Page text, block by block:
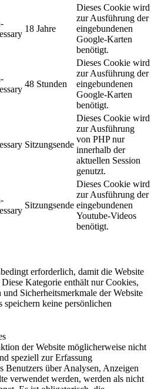
18 Jahre
Dieses Cookie wird
zur Ausführung der
eingebundenen
Google-Karten
benötigt.
48 Stunden
Dieses Cookie wird
zur Ausführung der
eingebundenen
Google-Karten
benötigt.
Sitzungsende
Dieses Cookie wird
zur Ausführung
von PHP nur
innerhalb der
aktuellen Session
genutzt.
Sitzungsende
Dieses Cookie wird
zur Ausführung der
eingebundenen
Youtube-Videos
benötigt.
erforderlich, damit die Website
Kategorie enthält nur Cookies,
Sicherheitsmerkmale der Website
speichern keine persönlichen
der Website möglicherweise nicht
speziell zur Erfassung
Benutzers über Analysen, Anzeigen
verwendet werden, werden als nicht